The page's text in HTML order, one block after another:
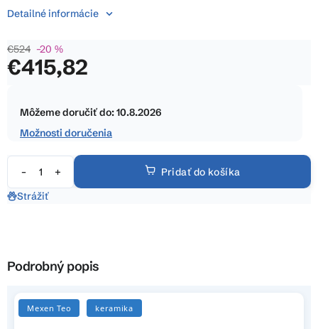
produktu
5,0
z
€524 –20 %
€415,82
cena:
Môžeme doručiť do:10.8.2026
Možnosti doručenia
Pridať do košíka
Detailné informácie
Strážiť
Podrobný popis
Mexen Teo keramika